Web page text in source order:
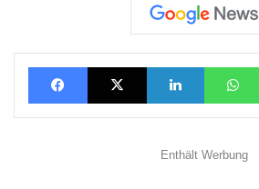
FacebookX LinkedIn
Enthält Werbung